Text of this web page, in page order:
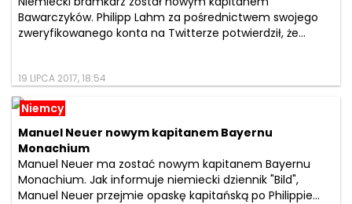
Bawarczyków. Philipp Lahm za pośrednictwem swojego
zweryfikowanego konta na Twitterze potwierdził, że...
19 LIPCA 2017, 18:54
Niemcy
Manuel Neuer nowym kapitanem Bayernu
Monachium
Manuel Neuer ma zostać nowym kapitanem Bayernu
Monachium. Jak informuje niemiecki dziennik "Bild",
Manuel Neuer przejmie opaskę kapitańską po Philippie...